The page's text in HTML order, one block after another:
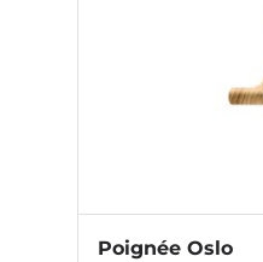
Poignée Oslo